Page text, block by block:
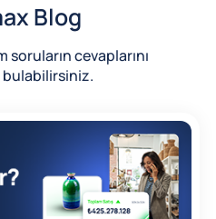
Blog
cevaplarını
bulabilirsiniz.